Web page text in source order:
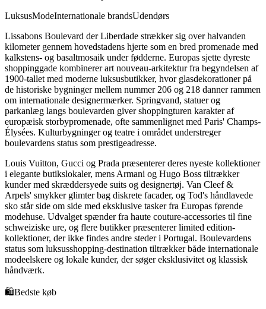
LuksusModeInternationale brandsUdendørs
Lissabons Boulevard der Liberdade strækker sig over halvanden
kilometer gennem hovedstadens hjerte som en bred promenade med
kalkstens- og basaltmosaik under fødderne. Europas sjette dyreste
shoppinggade kombinerer art nouveau-arkitektur fra begyndelsen af
1900-tallet med moderne luksusbutikker, hvor glasdekorationer på
de historiske bygninger mellem nummer 206 og 218 danner rammen
om internationale designermærker. Springvand, statuer og
parkanlæg langs boulevarden giver shoppingturen karakter af
europæisk storbypromenade, ofte sammenlignet med Paris' Champs-
Élysées. Kulturbygninger og teatre i området understreger
boulevardens status som prestigeadresse.
Louis Vuitton, Gucci og Prada præsenterer deres nyeste kollektioner
i elegante butikslokaler, mens Armani og Hugo Boss tiltrækker
kunder med skræddersyede suits og designertøj. Van Cleef &
Arpels' smykker glimter bag diskrete facader, og Tod's håndlavede
sko står side om side med eksklusive tasker fra Europas førende
modehuse. Udvalget spænder fra haute couture-accessories til fine
schweiziske ure, og flere butikker præsenterer limited edition-
kollektioner, der ikke findes andre steder i Portugal. Boulevardens
status som luksusshopping-destination tiltrækker både internationale
modeelskere og lokale kunder, der søger eksklusivitet og klassisk
håndværk.
🛍️Bedste køb